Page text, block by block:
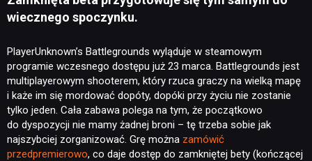
wiecznego spoczynku.
PlayerUnknown’s Battlegrounds wyląduje w steamowym
programie wczesnego dostępu już 23 marca. Battlegrounds jest
multiplayerowym shooterem, który rzuca graczy na wielką mapę
i każe im się mordować dopóty, dopóki przy życiu nie zostanie
tylko jeden. Cała zabawa polega na tym, że początkowo
do dyspozycji nie mamy żadnej broni – tę trzeba sobie jak
najszybciej zorganizować. Grę można zamówić
przedpremierowo, co daje dostęp do zamkniętej bety (kończącej